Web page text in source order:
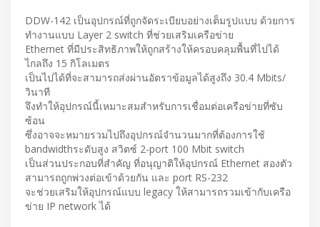
DDW-142 เป็นอุปกรณ์ที่ถูกจัดระเบียบอย่างเต็มรูปแบบ ด้วยการ
ทำงานแบบ Layer 2 switch ที่ช่วยเสริมเครือข่าย
Ethernet ที่มีประสิทธิภาพให้ถูกสร้างให้ครอบคลุมพื้นที่ไปได้
ไกลถึง 15 กิโลเมตร
เป็นไปได้ที่จะสามารถส่งผ่านอัตราข้อมูลได้สูงถึง 30.4 Mbits/
วินาที
จึงทำให้อุปกรณ์นี้เหมาะสมสำหรับการเชื่อมต่อเครือข่ายที่ซับ
ซ้อน
ซึ่งอาจจะหมายรวมไปถึงอุปกรณ์จำนวนมากที่ต้องการใช้
bandwidthระดับสูง สวิตซ์ 2-port 100 Mbit switch
เป็นส่วนประกอบที่สำคัญ ที่อนุญาติให้อุปกรณ์ Ethernet สองตัว
สามารถถูกพ่วงต่อเข้าด้วยกัน และ port RS-232
จะช่วยเสริมให้อุปกรณ์แบบ legacy ให้สามารถรวมเข้ากับเครือ
ข่าย IP network ได้